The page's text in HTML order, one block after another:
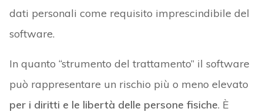
dati personali come requisito imprescindibile del
software.
In quanto “strumento del trattamento” il software
può rappresentare un rischio più o meno elevato
per i diritti e le libertà delle persone fisiche. È